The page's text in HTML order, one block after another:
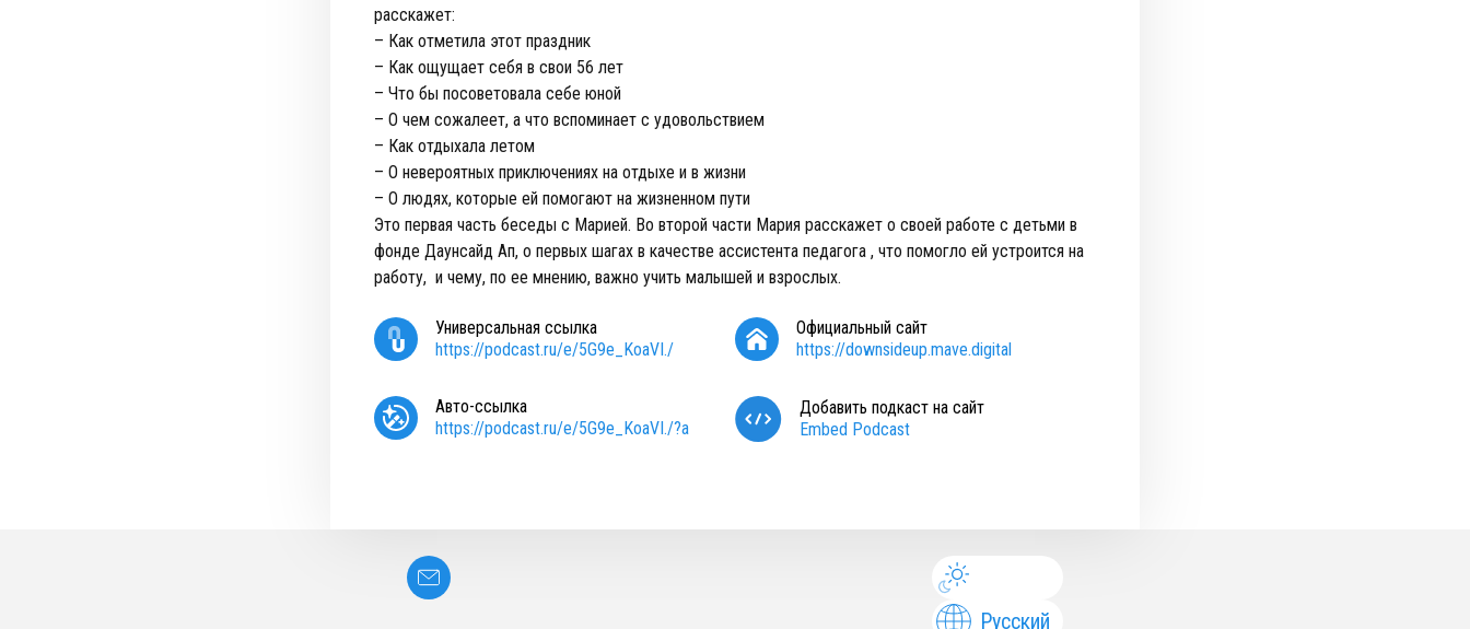
расскажет:
– Как отметила этот праздник
– Как ощущает себя в свои 56 лет
– Что бы посоветовала себе юной
– О чем сожалеет, а что вспоминает с удовольствием
– Как отдыхала летом
– О невероятных приключениях на отдыхе и в жизни
– О людях, которые ей помогают на жизненном пути
Это первая часть беседы с Марией. Во второй части Мария расскажет о своей работе с детьми в
фонде Даунсайд Ап, о первых шагах в качестве ассистента педагога , что помогло ей устроится на
работу, и чему, по ее мнению, важно учить малышей и взрослых.
Универсальная ссылка
https://podcast.ru/e/5G9e_KoaVI./
Официальный сайт
https://downsideup.mave.digital
Авто-ссылка
https://podcast.ru/e/5G9e_KoaVI./?a
Добавить подкаст на сайт
Embed Podcast
Русский